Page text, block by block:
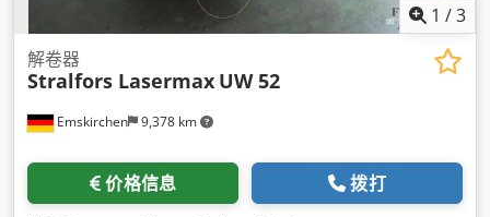
1 /3
Emskirchen 9,378 km
解卷器
Stralfors Lasermax UW 52
价格信息 拨打